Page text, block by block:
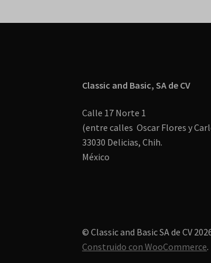
Classic and Basic, SA de CV
Calle 17 Norte 1
(entre calles Oscar Flores y
33030 Delicias, Chih.
México
© Classic and Basic SA de CV
Construido con WooCommerce.